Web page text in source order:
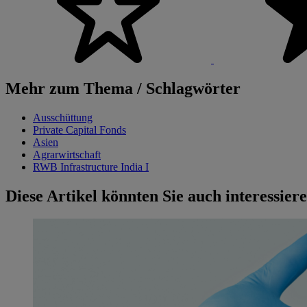
Mehr zum Thema / Schlagwörter
Ausschüttung
Private Capital Fonds
Asien
Agrarwirtschaft
RWB Infrastructure India I
Diese Artikel könnten Sie auch